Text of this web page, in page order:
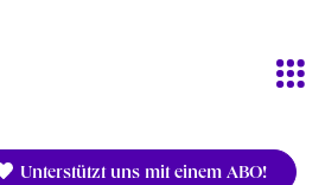
Unterstützt uns mit einem ABO!